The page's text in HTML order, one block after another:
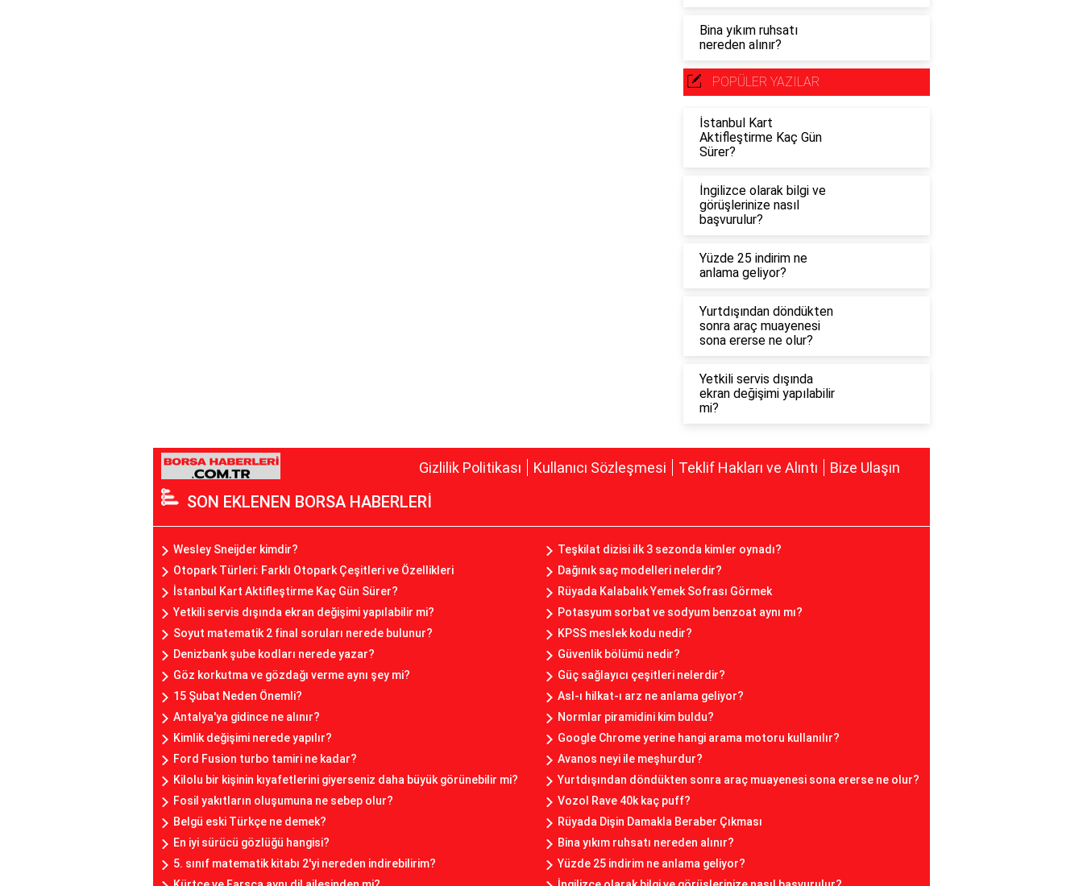
Bina yıkım ruhsatı
nereden alınır?
POPÜLER YAZILAR
İstanbul Kart
Aktifleştirme Kaç Gün
Sürer?
İngilizce olarak bilgi ve
görüşlerinize nasıl
başvurulur?
Yüzde 25 indirim ne
anlama geliyor?
Yurtdışından döndükten
sonra araç muayenesi
sona ererse ne olur?
Yetkili servis dışında
ekran değişimi yapılabilir
mi?
Gizlilik Politikası Kullanıcı Sözleşmesi Teklif Hakları ve Alıntı Bize Ulaşın
SON EKLENEN BORSA HABERLERİ
Wesley Sneijder kimdir?
Teşkilat dizisi ilk 3 sezonda kimler oynadı?
Otopark Türleri: Farklı Otopark Çeşitleri ve Özellikleri
Dağınık saç modelleri nelerdir?
İstanbul Kart Aktifleştirme Kaç Gün Sürer?
Rüyada Kalabalık Yemek Sofrası Görmek
Yetkili servis dışında ekran değişimi yapılabilir mi?
Potasyum sorbat ve sodyum benzoat aynı mı?
Soyut matematik 2 final soruları nerede bulunur?
KPSS meslek kodu nedir?
Denizbank şube kodları nerede yazar?
Güvenlik bölümü nedir?
Göz korkutma ve gözdağı verme aynı şey mi?
Güç sağlayıcı çeşitleri nelerdir?
15 Şubat Neden Önemli?
Asl-ı hilkat-ı arz ne anlama geliyor?
Antalya'ya gidince ne alınır?
Normlar piramidini kim buldu?
Kimlik değişimi nerede yapılır?
Google Chrome yerine hangi arama motoru kullanılır?
Ford Fusion turbo tamiri ne kadar?
Avanos neyi ile meşhurdur?
Kilolu bir kişinin kıyafetlerini giyerseniz daha büyük görünebilir mi?
Yurtdışından döndükten sonra araç muayenesi sona ererse ne olur?
Fosil yakıtların oluşumuna ne sebep olur?
Vozol Rave 40k kaç puff?
Belgü eski Türkçe ne demek?
Rüyada Dişin Damakla Beraber Çıkması
En iyi sürücü gözlüğü hangisi?
Bina yıkım ruhsatı nereden alınır?
5. sınıf matematik kitabı 2'yi nereden indirebilirim?
Yüzde 25 indirim ne anlama geliyor?